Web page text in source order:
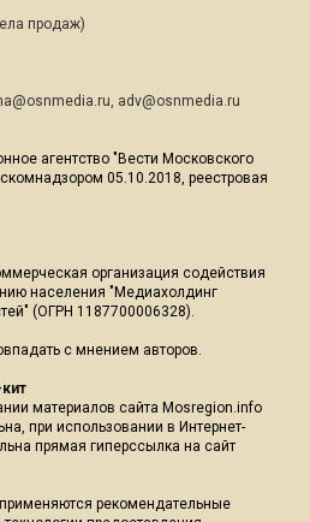
продаж)
, adv@osnmedia.ru
агентство "Вести Московского
05.10.2018, реестровая
организация содействия
населения "Медиахолдинг
(ОГРН 1187700006328).
с мнением авторов.
материалов сайта Mosregion.info
при использовании в Интернет-
прямая гиперссылка на сайт
рекомендательные